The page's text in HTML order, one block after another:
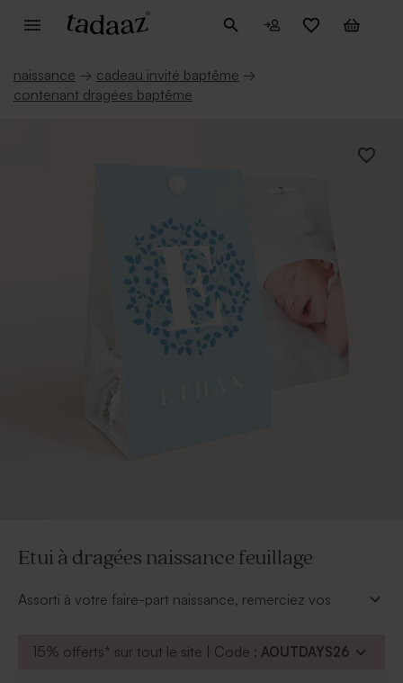
naissance → cadeau invité baptême →
contenant dragées baptême
Etui à dragées naissance feuillage
Assorti à votre faire-part naissance, remerciez vos
votre petit bout'chou. Choisissez la couleur de fond
15% offerts* sur tout le site | Code : AOUTDAYS26